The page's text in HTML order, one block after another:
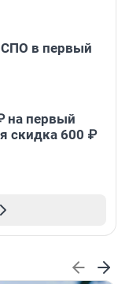
СПО в первый
на первый
скидка 600 ₽